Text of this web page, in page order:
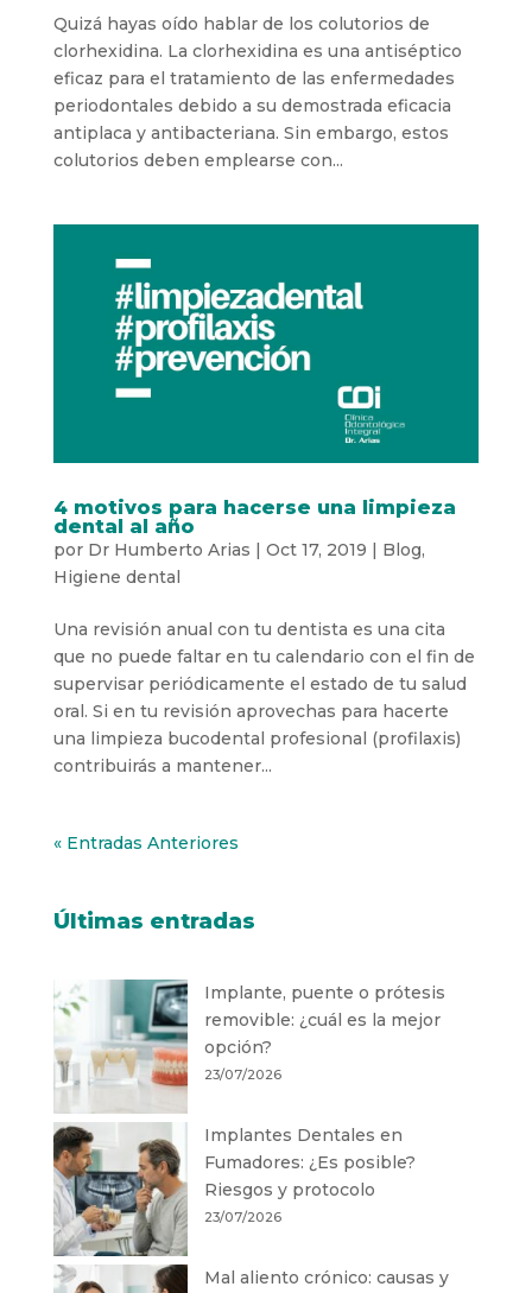
Quizá hayas oído hablar de los colutorios de
clorhexidina. La clorhexidina es una antiséptico
eficaz para el tratamiento de las enfermedades
periodontales debido a su demostrada eficacia
antiplaca y antibacteriana. Sin embargo, estos
colutorios deben emplearse con...
4 motivos para hacerse una limpieza
dental al año
por Dr Humberto Arias Oct 17, 2019 Blog,
Higiene dental
Una revisión anual con tu dentista es una cita
que no puede faltar en tu calendario con el fin de
supervisar periódicamente el estado de tu salud
oral. Si en tu revisión aprovechas para hacerte
una limpieza bucodental profesional (profilaxis)
contribuirás a mantener...
« Entradas Anteriores
Últimas entradas
Implante, puente o prótesis
removible: ¿cuál es la mejor
opción?
23/07/2026
Implantes Dentales en
Fumadores: ¿Es posible?
Riesgos y protocolo
23/07/2026
Mal aliento crónico: causas y